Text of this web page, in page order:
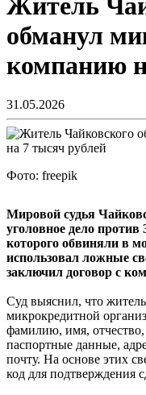
обманул
компанию
31.05.2026
Фото: freepik
Мировой судья
уголовное дело против
которого обвиняли в
использовал ложные
заключил договор с
Суд выяснил, что житель
микрокредитной
фамилию, имя,
паспортные данные,
почту. На основе этих
код для подтверждения